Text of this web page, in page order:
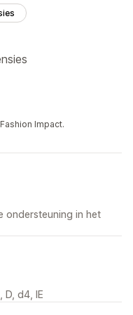
Impact.
ondersteuning in het
D, d4, IE